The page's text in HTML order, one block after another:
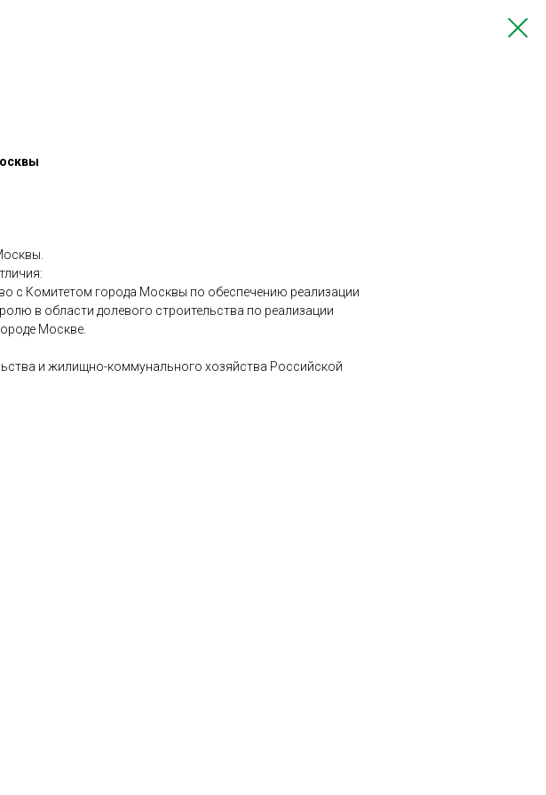
с Комитетом города Москвы по обеспечению реализации
в области долевого строительства по реализации
Москве.
и жилищно-коммунального хозяйства Российской